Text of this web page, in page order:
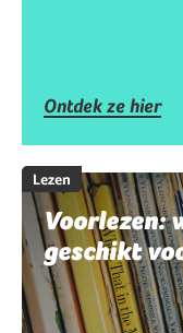
Ontdek ze hier
Lezen
Voorlezen:
geschikt